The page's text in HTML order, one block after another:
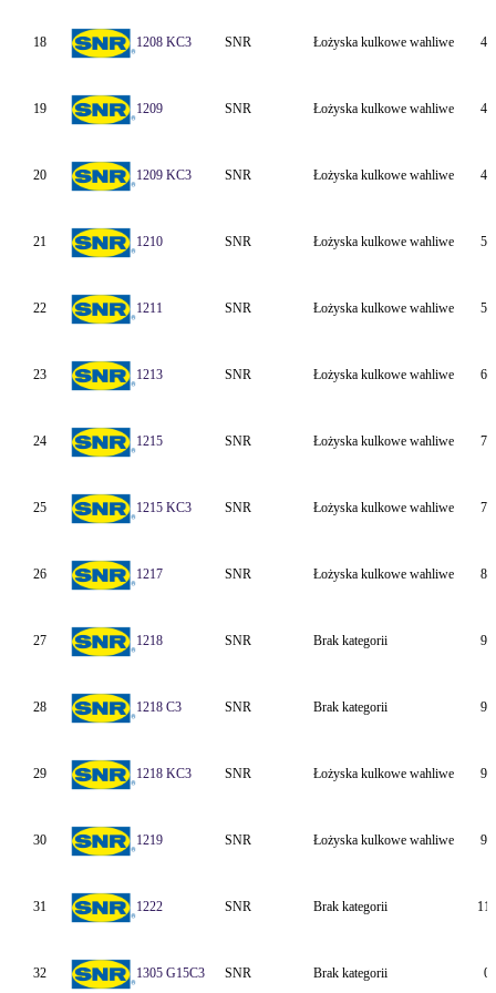
18 1208 KC3 SNR Łożyska kulkowe wahliwe 40
19 1209 SNR Łożyska kulkowe wahliwe 45
20 1209 KC3 SNR Łożyska kulkowe wahliwe 45
21 1210 SNR Łożyska kulkowe wahliwe 50
22 1211 SNR Łożyska kulkowe wahliwe 55
23 1213 SNR Łożyska kulkowe wahliwe 65
24 1215 SNR Łożyska kulkowe wahliwe 75
25 1215 KC3 SNR Łożyska kulkowe wahliwe 75
26 1217 SNR Łożyska kulkowe wahliwe 85
27 1218 SNR Brak kategorii 90
28 1218 C3 SNR Brak kategorii 90
29 1218 KC3 SNR Łożyska kulkowe wahliwe 90
30 1219 SNR Łożyska kulkowe wahliwe 95
31 1222 SNR Brak kategorii
32 1305 G15C3 SNR Brak kategorii 0